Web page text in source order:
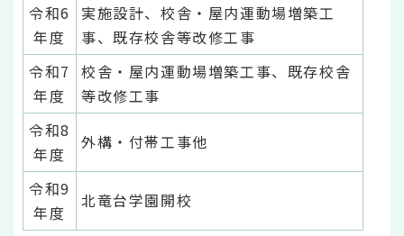
令和6
年度
実施設計、校舎・屋内運動場増築工
事、既存校舎等改修工事
令和7
年度
校舎・屋内運動場増築工事、既存校舎
等改修工事
令和8
年度
外構・付帯工事他
令和9
年度
北竜台学園開校